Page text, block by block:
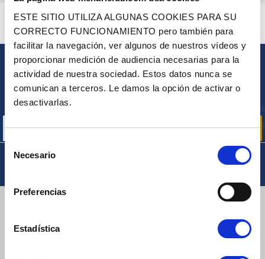
ESTE SITIO UTILIZA ALGUNAS COOKIES PARA SU
CORRECTO FUNCIONAMIENTO pero también para
facilitar la navegación, ver algunos de nuestros vídeos y
proporcionar medición de audiencia necesarias para la
actividad de nuestra sociedad. Estos datos nunca se
comunican a terceros. Le damos la opción de activar o
desactivarlas.
Selección
Necesario
Preferencias
Estadística
¿ALGUNA PREGUNTA? ¿NECESITA AYUDA?
PÓNGASE EN CONTACTO CON NOSOTROS
BOLETÍN
Inscríbase para recibir gratuitamente
nuestras ofertas promocionales y noticias de productos